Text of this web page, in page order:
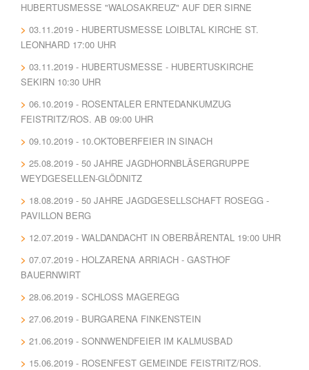
HUBERTUSMESSE "WALOSAKREUZ" AUF DER SIRNE
03.11.2019 - HUBERTUSMESSE LOIBLTAL KIRCHE ST.
LEONHARD 17:00 UHR
03.11.2019 - HUBERTUSMESSE - HUBERTUSKIRCHE
SEKIRN 10:30 UHR
06.10.2019 - ROSENTALER ERNTEDANKUMZUG
FEISTRITZ/ROS. AB 09:00 UHR
09.10.2019 - 10.OKTOBERFEIER IN SINACH
25.08.2019 - 50 JAHRE JAGDHORNBLÄSERGRUPPE
WEYDGESELLEN-GLÖDNITZ
18.08.2019 - 50 JAHRE JAGDGESELLSCHAFT ROSEGG -
PAVILLON BERG
12.07.2019 - WALDANDACHT IN OBERBÄRENTAL 19:00 UHR
07.07.2019 - HOLZARENA ARRIACH - GASTHOF
BAUERNWIRT
28.06.2019 - SCHLOSS MAGEREGG
27.06.2019 - BURGARENA FINKENSTEIN
21.06.2019 - SONNWENDFEIER IM KALMUSBAD
15.06.2019 - ROSENFEST GEMEINDE FEISTRITZ/ROS.